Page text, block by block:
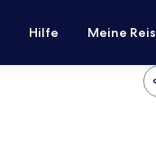
Hilfe Meine